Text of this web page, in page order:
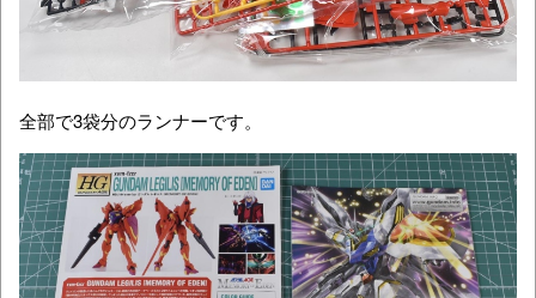
全部で3袋分のランナーです。